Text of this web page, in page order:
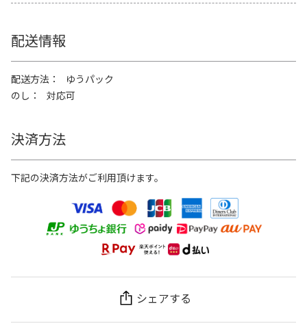
配送情報
配送方法
ゆうパック
のし
対応可
決済方法
下記の決済方法がご利用頂けます。
シェアする